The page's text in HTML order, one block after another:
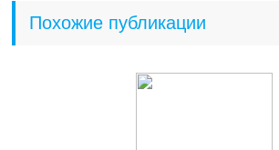
Похожие публикации